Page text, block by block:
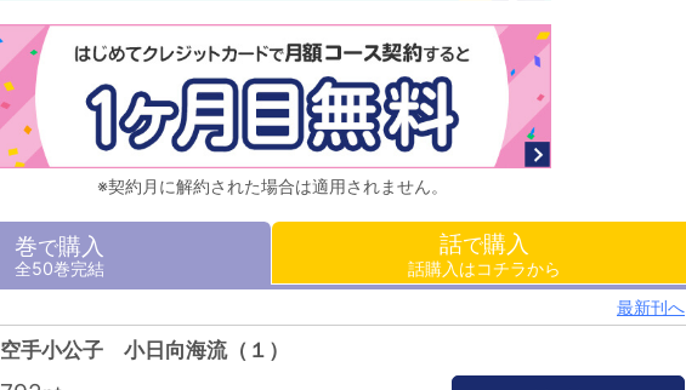
※契約月に解約された場合は適用されません。
巻で購入
全50巻完結
話で購入
話購入はコチラから
最新刊へ
空手小公子 小日向海流（１）